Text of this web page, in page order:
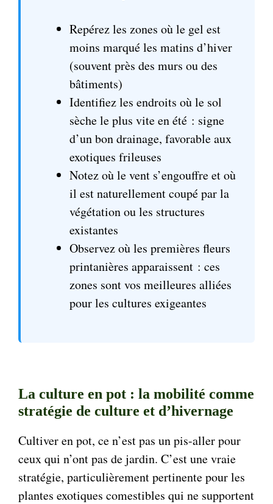
Repérez les zones où le gel est
moins marqué les matins d’hiver
(souvent près des murs ou des
bâtiments)
Identifiez les endroits où le sol
sèche le plus vite en été : signe
d’un bon drainage, favorable aux
exotiques frileuses
Notez où le vent s’engouffre et où
il est naturellement coupé par la
végétation ou les structures
existantes
Observez où les premières fleurs
printanières apparaissent : ces
zones sont vos meilleures alliées
pour les cultures exigeantes
La culture en pot : la mobilité comme
stratégie de culture et d’hivernage
Cultiver en pot, ce n’est pas un pis-aller pour
ceux qui n’ont pas de jardin. C’est une vraie
stratégie, particulièrement pertinente pour les
plantes exotiques comestibles qui ne supportent